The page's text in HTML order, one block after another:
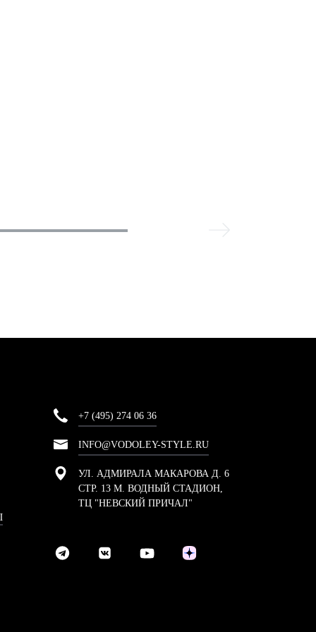
+7 (495) 274 06 36
INFO@VODOLEY-STYLE.RU
УЛ. АДМИРАЛА МАКАРОВА Д. 6
СТР. 13 М. ВОДНЫЙ СТАДИОН,
ТЦ "НЕВСКИЙ ПРИЧАЛ"